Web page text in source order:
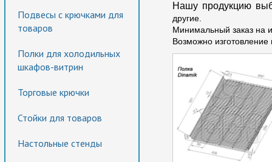
Подвесы с крючками для
товаров
Полки для холодильных
шкафов-витрин
Торговые крючки
Стойки для товаров
Настольные стенды
Нашу продукцию
другие.
Минимальный заказ на
Возможно